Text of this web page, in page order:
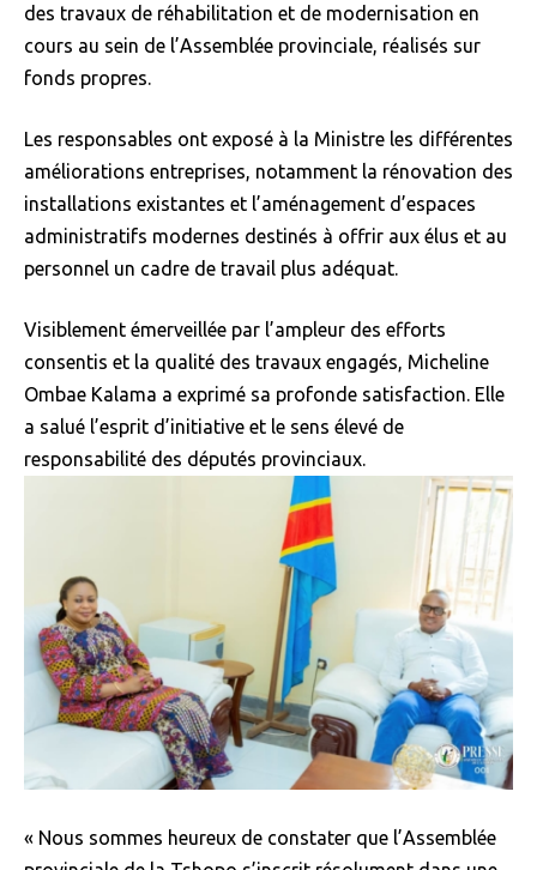
des travaux de réhabilitation et de modernisation en
cours au sein de l’Assemblée provinciale, réalisés sur
fonds propres.
Les responsables ont exposé à la Ministre les différentes
améliorations entreprises, notamment la rénovation des
installations existantes et l’aménagement d’espaces
administratifs modernes destinés à offrir aux élus et au
personnel un cadre de travail plus adéquat.
Visiblement émerveillée par l’ampleur des efforts
consentis et la qualité des travaux engagés, Micheline
Ombae Kalama a exprimé sa profonde satisfaction. Elle
a salué l’esprit d’initiative et le sens élevé de
responsabilité des députés provinciaux.
« Nous sommes heureux de constater que l’Assemblée